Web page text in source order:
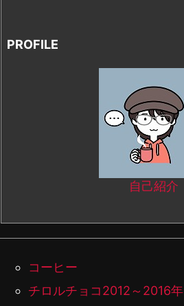
PROFILE
自己紹介
コーヒー
チロルチョコ2012～2016年